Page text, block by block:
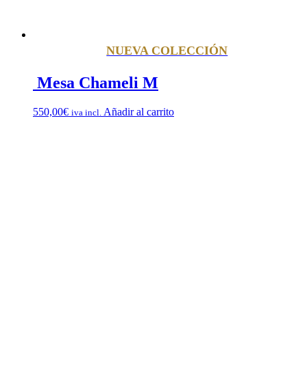
NUEVA COLECCIÓN
Mesa Chameli M
550,00€ iva incl. Añadir al carrito